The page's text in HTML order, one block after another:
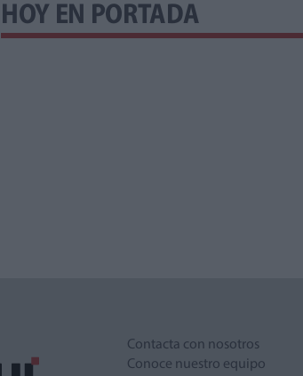
HOY EN PORTADA
Contacta con nosotros
Conoce nuestro equipo